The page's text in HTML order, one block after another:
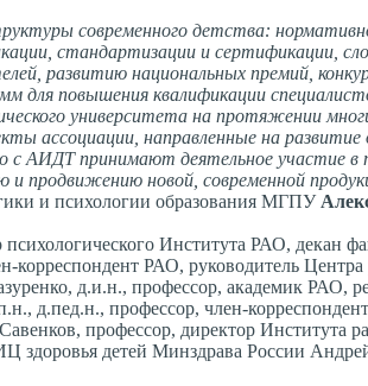
современного детства:
стандартизации и сертификации,
развитию национальных премий,
для повышения квалификации
университета на протяжении
ассоциации, направленные на развитие
АИДТ принимают деятельное участие в
и продвижению новой, современной
и психологии образования МГПУ
Института РАО, декан
РАО, руководитель Центра
д.и.н., профессор, академик РАО,
д.пед.н., профессор, член-
профессор, директор Института
здоровья детей Минздрава России